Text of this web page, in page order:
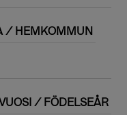
/ HEMKOMMUN
/ FÖDELSEÅR